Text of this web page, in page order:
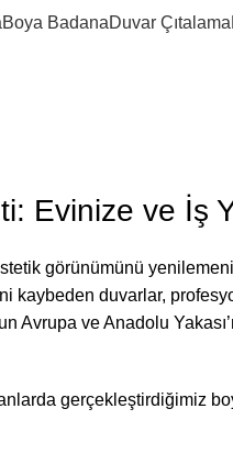
Boya BadanaDuvar Çıtalama
Evinize ve İş
görünümünü
kaybeden duvarlar,
Avrupa ve Anadolu
gerçekleştirdiğimiz